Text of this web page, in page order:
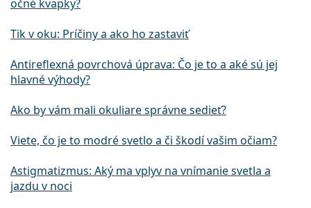
očné kvapky?
Tik v oku: Príčiny a ako ho zastaviť
Antireflexná povrchová úprava: Čo je to a aké sú jej
hlavné výhody?
Ako by vám mali okuliare správne sedieť?
Viete, čo je to modré svetlo a či škodí vašim očiam?
Astigmatizmus: Aký ma vplyv na vnímanie svetla a
jazdu v noci